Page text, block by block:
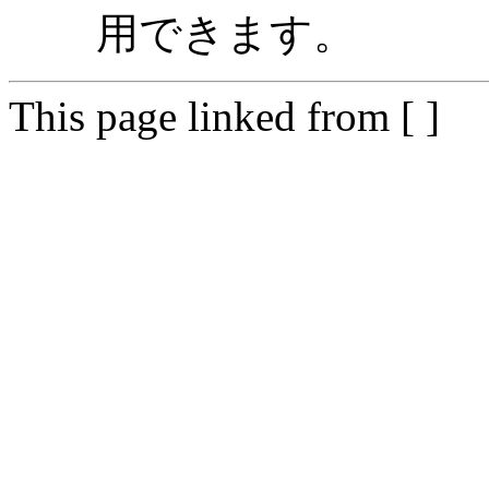
用できます。
This page linked from [ ]